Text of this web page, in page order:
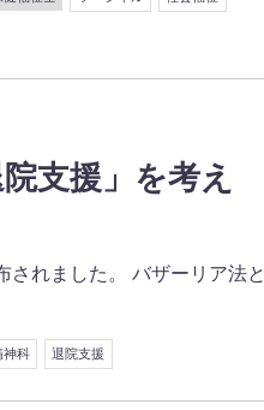
支援」を考え
されました。 バザーリア法と
神科 退院支援